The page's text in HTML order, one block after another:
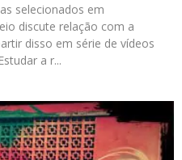
selecionados em
discute relação com a
disso em série de vídeos
a r...